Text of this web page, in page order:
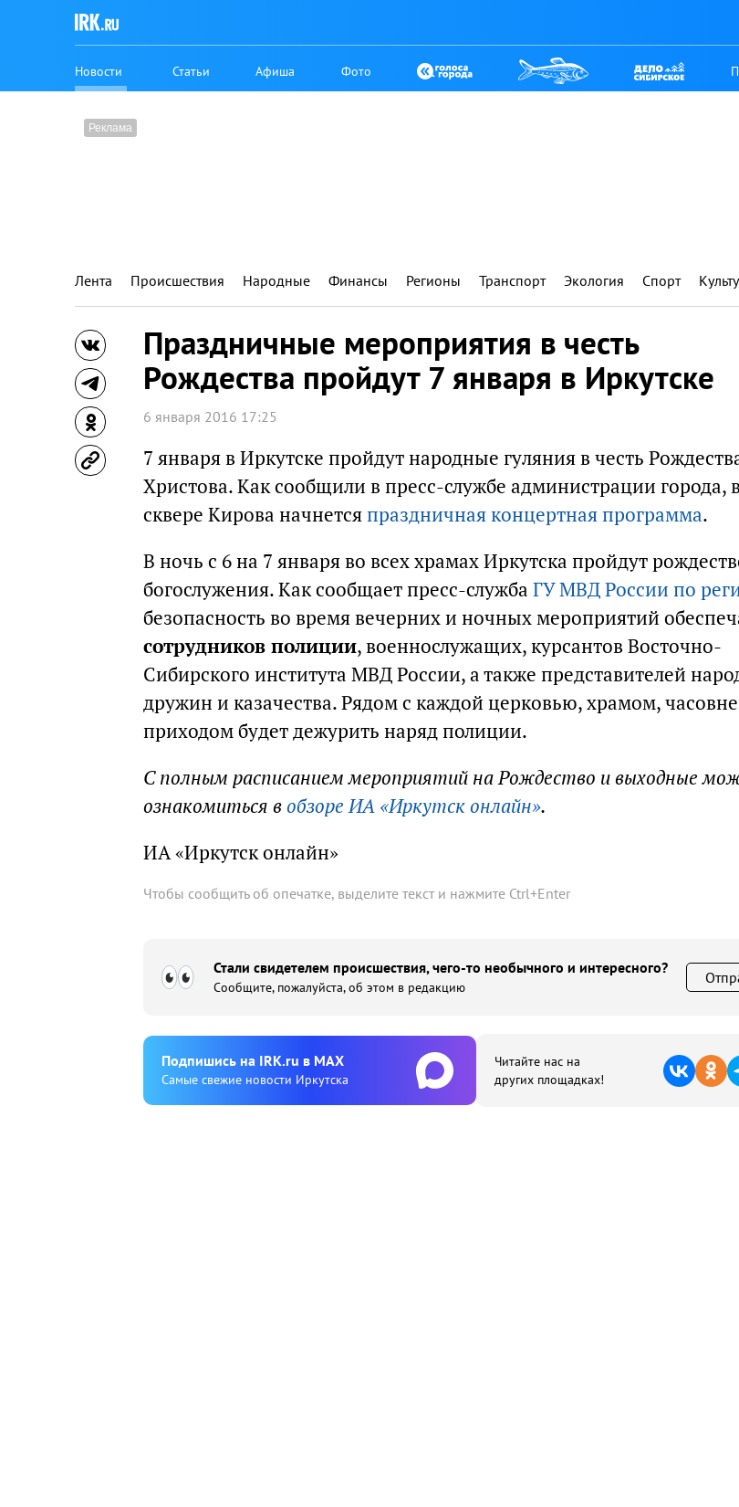
Новости Статьи Афиша Фото
Лента Происшествия Народные Финансы Регионы Транспорт Экология Спорт
Праздничные мероприятия в честь
Рождества пройдут 7 января в Иркутске
6 января 2016 17:25
7 января в Иркутске пройдут народные гуляния в честь
Христова. Как сообщили в пресс-службе администрации города,
сквере Кирова начнетсяпраздничная концертная программа.
В ночь с 6 на 7 января во всех храмах Иркутска пройдут
богослужения. Как сообщает пресс-служба ГУ МВД России по
безопасность во время вечерних и ночных мероприятий
сотрудников полиции, военнослужащих, курсантов Восточно-
Сибирского института МВД России, а также представителей
дружин и казачества. Рядом с каждой церковью, храмом,
приходом будет дежурить наряд полиции.
С полным расписанием мероприятий на Рождество и выходные
ознакомиться вобзоре ИА «Иркутск онлайн».
ИА «Иркутск онлайн»
Чтобы сообщить об опечатке, выделите текст и нажмите Ctrl+Enter
Стали свидетелем происшествия, чего-то необычного и интересного?
Сообщите, пожалуйста, об этом в редакцию
Подпишиcь на IRK.ru в MAX
Cамые свежие новости Иркутска
Читайте нас на
других площадках!